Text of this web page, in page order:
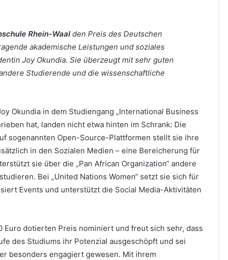
Rhein-Waal den Preis des Deutschen
akademische Leistungen und soziales
Joy Okundia. Sie überzeugt mit sehr guten
Studierende und die wissenschaftliche
Okundia in dem Studiengang „International Business
hat, landen nicht etwa hinten im Schrank: Die
sogenannten Open-Source-Plattformen stellt sie ihre
in den Sozialen Medien – eine Bereicherung für
sie über die „Pan African Organization“ andere
Bei „United Nations Women“ setzt sie sich für
Events und unterstützt die Social Media-Aktivitäten
Euro dotierten Preis nominiert und freut sich sehr, dass
des Studiums ihr Potenzial ausgeschöpft und sei
besonders engagiert gewesen. Mit ihrem